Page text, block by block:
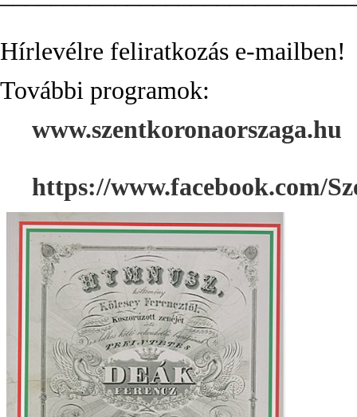
Hírlevélre feliratkozás e-mailben!
További programok:
www.szentkoronaorszaga.hu
https://www.facebook.com/